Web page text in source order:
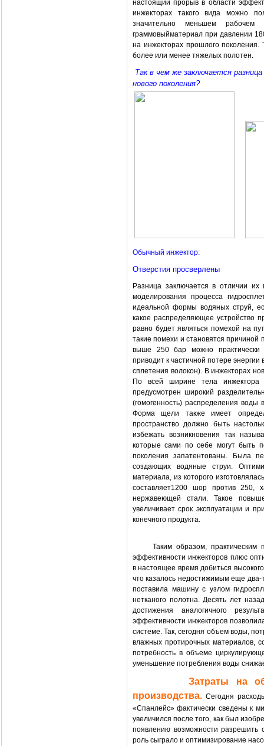
настоящий прорыв в области
инжекторах такого вида можно
значительно меньшем
граммовыйматериал при давлении
на инжекторах прошлого
более или менее тяжелых полотен.
Так в чем же заключается
нового поколения?
Обычный инжектор:
Отверстия просверлены
Разница заключается в отличии
моделирования процесса
идеальной формы водяных струй,
какое распределяющее устройство
равно будет являться помехой на
такие помехи и становятся причиной
выше 250 бар можно практически
приводит к частичной потере
сплетения волокон). В инжекторах
По всей ширине тела инжектора
предусмотрен широкий
(гомогенность) распределения воды
Форма щели также имеет
пространство должно быть
избежать возникновения так
которые сами по себе могут быть
поколения запатентованы. Была
создающих водяные струи.
материала, из которого
составляет1200 шор против 250,
нержавеющей стали. Такое
увеличивает срок эксплуатации и
конечного продукта.
Таким образом, практическим
эффективности инжекторов плюс
в настоящее время добиться
что казалось недостижимым еще
поставила машину с узлом
нетканого полотна. Десять лет
достижения аналогичного
эффективности инжекторов
системе. Так, сегодня объем воды,
влажных протирочных материалов,
потребность в объеме
уменьшение потребления воды
Затраты на
производства. Сегодня
«Спанлейс» фактически сведены к
увеличился после того, как был
появлению возможности
роль сыграло и оптимизирование